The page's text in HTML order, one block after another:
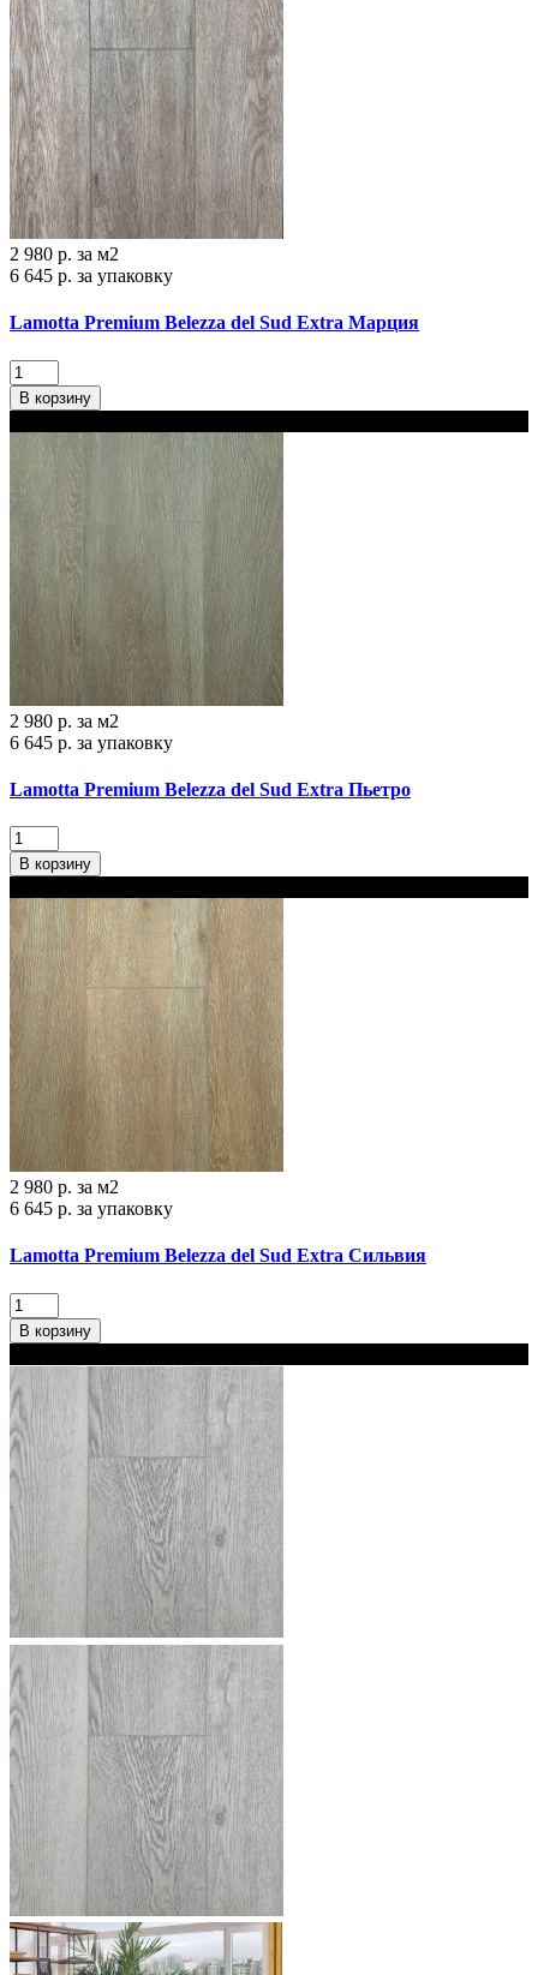
2 980 р. за м2
6 645 р. за упаковку
Lamotta Premium Belezza del Sud Extra Марция
В корзину
2 980 р. за м2
6 645 р. за упаковку
Lamotta Premium Belezza del Sud Extra Пьетро
В корзину
2 980 р. за м2
6 645 р. за упаковку
Lamotta Premium Belezza del Sud Extra Сильвия
В корзину